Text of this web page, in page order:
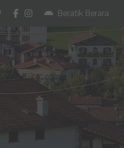
whatsapp
facebook
instagram
Beratik Berara